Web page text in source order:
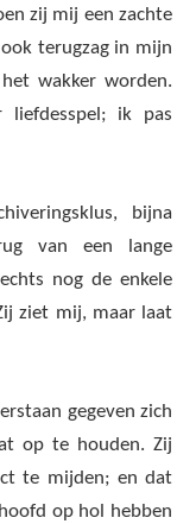
zij mij een zachte
terugzag in mijn
wakker worden.
liefdesspel; ik pas
bijna
van een lange
nog de enkele
ziet mij, maar laat
gegeven zich
op te houden. Zij
te mijden; en dat
op hol hebben